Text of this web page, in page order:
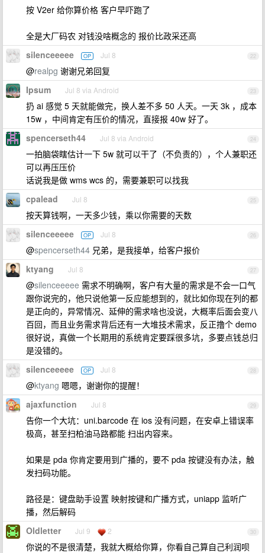
按 V2er 给你算价格 客户早吓跑了
全是大厂码农 对钱没啥概念的 报价比政采还高
22
silenceeeee OP Jul 8
@realpg 谢谢兄弟回复
23
Ipsum Jul 8 via Android
扔 ai 感觉 5 天就能做完，换人差不多 50 人天。一天 3k ，成本
15w ，中间肯定有压价的情况，直接报 40w 好了。
24
spencerseth44 Jul 8 via Android
一拍脑袋瞎估计一下 5w 就可以干了（不负责的），个人兼职还
可以再压压价
话说我是做 wms wcs 的，需要兼职可以找我
25
cpalead Jul 8
按天算钱啊，一天多少钱，乘以你需要的天数
26
silenceeeee OP Jul 8
@spencerseth44 兄弟，是我接单，给客户报价
27
ktyang Jul 8
@silenceeeee 需求不明确啊，客户有大量的需求是不会一口气
跟你说完的，他只说他第一反应能想到的，就比如你现在列的都
是正向的，异常情况、延伸的需求啥也没说，大概率后面会变八
百回，而且业务需求背后还有一大堆技术需求，反正撸个 demo
很好说，真做一个长期用的系统肯定要踩很多坑，多要点钱总归
是没错的。
28
silenceeeee OP Jul 8
@ktyang 嗯嗯，谢谢你的提醒！
29
ajaxfunction Jul 8
告你一个大坑：uni.barcode 在 ios 没有问题，在安卓上错误率
极高，甚至扫柏油马路都能 扫出内容来。
如果是 pda 你肯定要用到广播的，要不 pda 按键没有办法，触
发扫码功能。
路径是：键盘助手设置 映射按键和广播方式，uniapp 监听广
播，然后解码
30
Oldletter Jul 9 2
你说的不是很清楚，我就大概给你算，你看自己算自己利润呗